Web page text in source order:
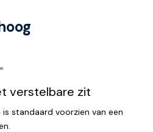
verstelbare zit
standaard voorzien van een